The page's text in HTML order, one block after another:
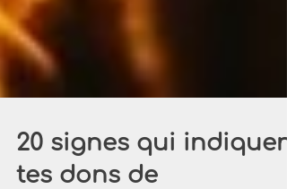
20 signes qui